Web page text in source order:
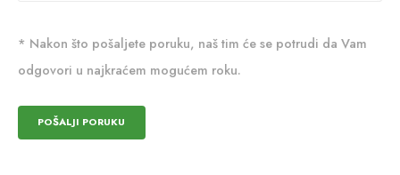
* Nakon što pošaljete poruku, naš tim će se potrudi da Vam
odgovori u najkraćem mogućem roku.